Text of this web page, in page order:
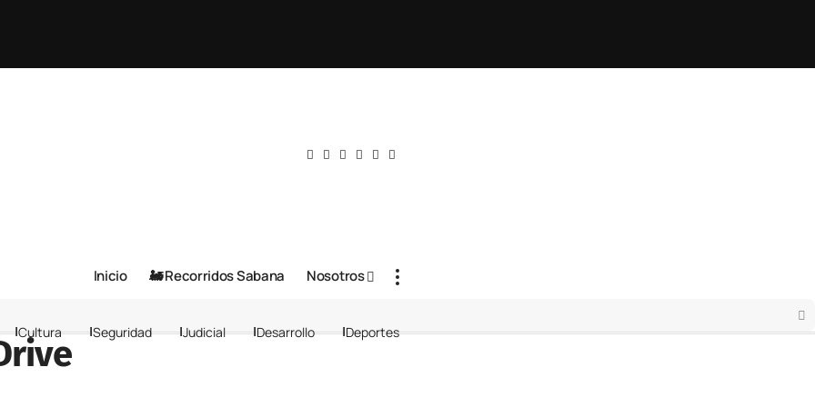
Inicio 🚂 Recorridos Sabana Nosotros
Cultura Seguridad Judicial Desarrollo Deportes